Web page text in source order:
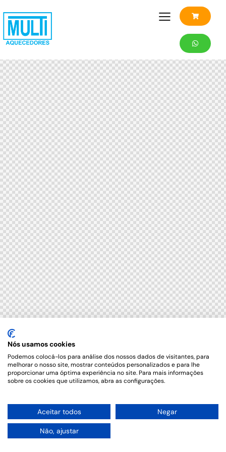
Nós usamos cookies
Podemos colocá-los para análise dos nossos dados de visitantes, para
melhorar o nosso site, mostrar conteúdos personalizados e para lhe
proporcionar uma óptima experiência no site. Para mais informações
sobre os cookies que utilizamos, abra as configurações.
Aceitar todos Negar
Não, ajustar